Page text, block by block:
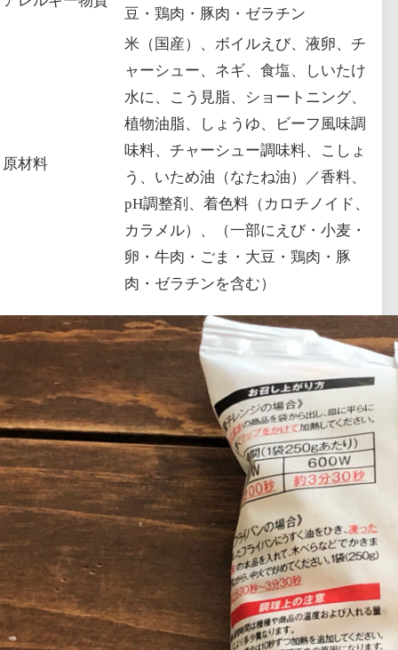
豆・鶏肉・豚肉・ゼラチン
原材料
米（国産）、ボイルえび、液卵、チ
ャーシュー、ネギ、食塩、しいたけ
水に、こう見脂、ショートニング、
植物油脂、しょうゆ、ビーフ風味調
味料、チャーシュー調味料、こしょ
う、いため油（なたね油）／香料、
pH調整剤、着色料（カロチノイド、
カラメル）、（一部にえび・小麦・
卵・牛肉・ごま・大豆・鶏肉・豚
肉・ゼラチンを含む）